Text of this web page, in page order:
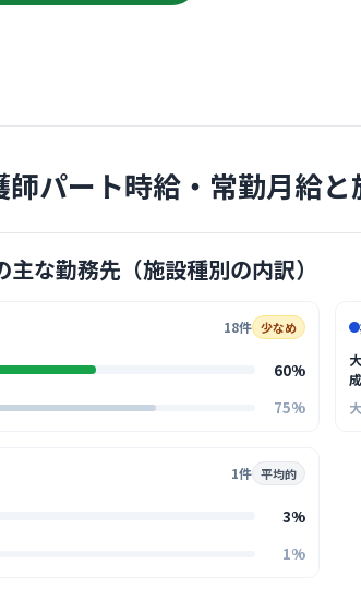
パート時給・常勤月給と
な勤務先（施設種別の内訳）
18件 少なめ
60%
75%
1件 平均的
3%
1%